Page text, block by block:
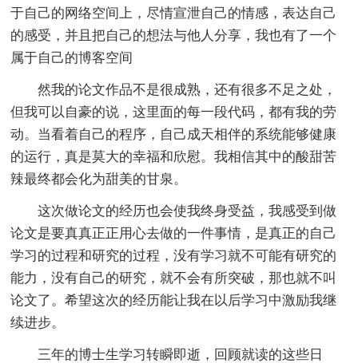
于自己的网络空间上，尽情宣泄自己的情感，表达自己
的感受，并且把自己的想法与他人分享，我也有了一个
属于自己的博客空间
然我的论文作品不是很成熟，还有很多不足之处，
但我可以自豪的说，这里面的每一段代码，都有我的劳
动。当看着自己的程序，自己成天相伴的系统能够健康
的运行，真是莫大的幸福和欣慰。我相信其中的酸甜苦
辣最终都会化为甜美的甘泉。
这次做论文的经历也会使我终身受益，我感受到做
论文是要真真正正用心去做的一件事情，是真正的自己
学习的过程和研究的过程，没有学习就不可能有研究的
能力，没有自己的研究，就不会有所突破，那也就不叫
论文了。希望这次的经历能让我在以后学习中激励我继
续进步。
三年的博士生学习转瞬即逝，回顾就读的这些日